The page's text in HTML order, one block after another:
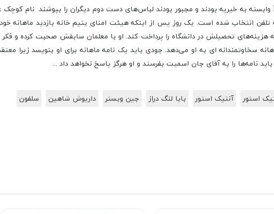
به خیریه بودند و مجبور بودند لباس‌های دست دوم دیگران را بپوشند. نام
تلفن انتخاب شده است. یک روز پس از اینکه هیئت امنای یتیم خانه بازدید ماهانه
هزینه‌های تحصیلش در دانشگاه را پرداخت کند. او با معلمان سابقش صحبت کرده و
سخاوتمندانه ای به او می‌دهد. جودی باید یک نامه ماهانه برای او بنویسد زیرا
نامه‌ها را به آقای جان اسمیت بفرستد و او هرگز پاسخ نخواهد داد ...
استور آنتیک استور بابا لنگ دراز جین وبستر داریوش شاهین سلفون